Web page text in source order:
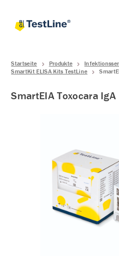
Startseite Produkte
SmartKit ELISA Kits TestLine
SmartEIA Toxocara IgA